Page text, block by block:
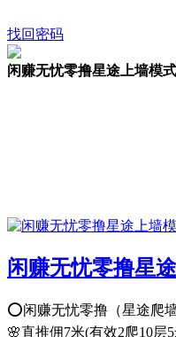
找回密码
闲赚无忧零撸星途上墙模式
闲赚无忧零撸星
⭕️闲赚无忧零撸（星途爬
🌸直推佣7米(有效2爬10层